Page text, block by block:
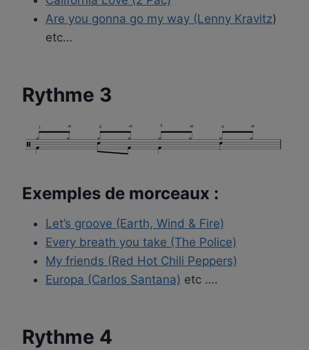
Are you gonna go my way (Lenny Kravitz)
etc…
Rythme 3
Exemples de morceaux :
Let’s groove (Earth, Wind & Fire)
Every breath you take (The Police)
My friends (Red Hot Chili Peppers)
Europa (Carlos Santana) etc ….
Rythme 4